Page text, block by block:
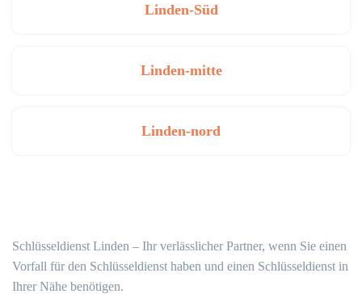
Linden-Süd
Linden-mitte
Linden-nord
Schlüsseldienst Linden – Ihr verlässlicher Partner, wenn Sie einen
Vorfall für den Schlüsseldienst haben und einen Schlüsseldienst in
Ihrer Nähe benötigen.